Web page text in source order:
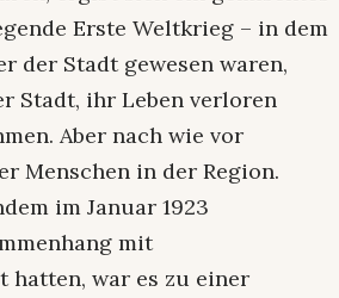
Erste Weltkrieg – in dem
der Stadt gewesen waren,
Stadt, ihr Leben verloren
Aber nach wie vor
Menschen in der Region.
im Januar 1923
mit
hatten, war es zu einer